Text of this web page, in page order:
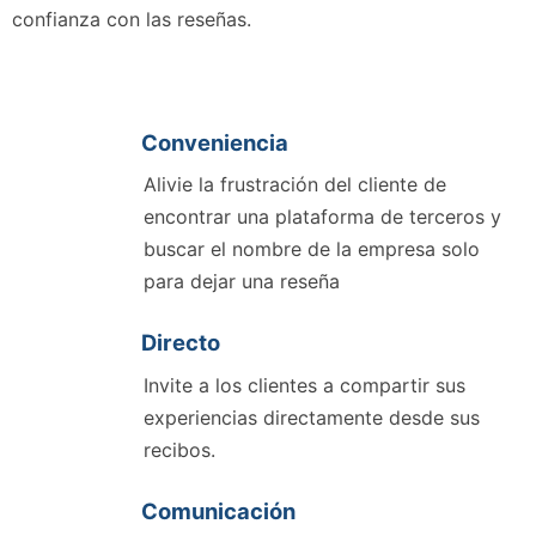
confianza con las reseñas.
Conveniencia
Alivie la frustración del cliente de
encontrar una plataforma de terceros y
buscar el nombre de la empresa solo
para dejar una reseña
Directo
Invite a los clientes a compartir sus
experiencias directamente desde sus
recibos.
Comunicación